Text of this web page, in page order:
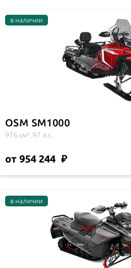
OSM SM1000
976 см³, 97 л.с.
от 954 244